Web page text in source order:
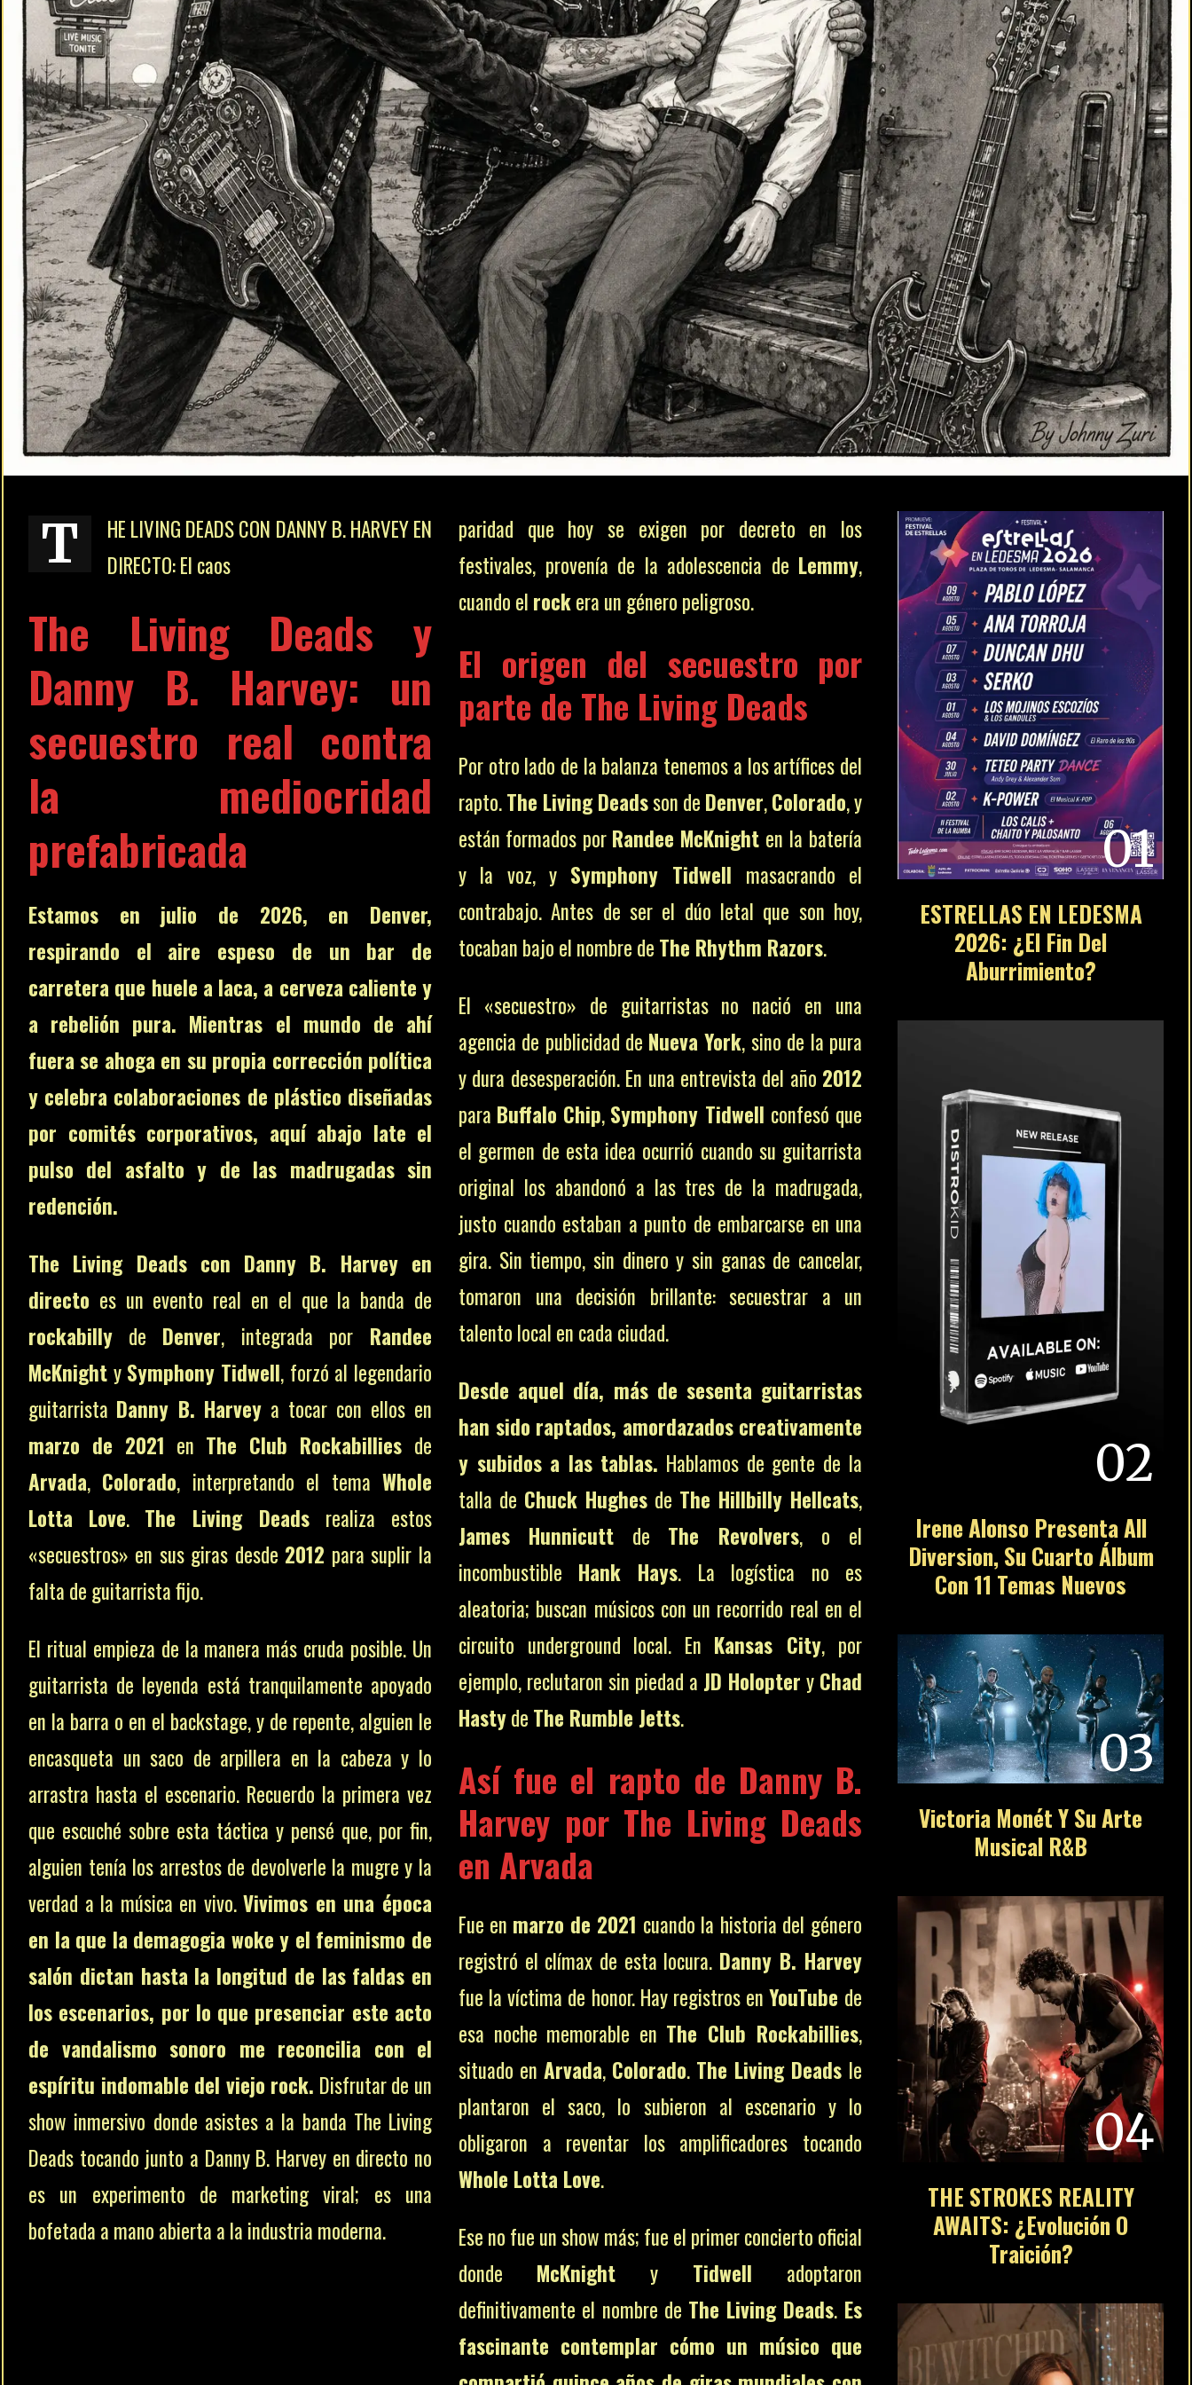
T
HE LIVING DEADS CON DANNY B. HARVEY EN
DIRECTO: El caos
The Living Deads y
Danny B. Harvey: un
secuestro real contra
la mediocridad
prefabricada
Estamos en julio de 2026, en Denver,
respirando el aire espeso de un bar de
carretera que huele a laca, a cerveza caliente y
a rebelión pura. Mientras el mundo de ahí
fuera se ahoga en su propia corrección política
y celebra colaboraciones de plástico diseñadas
por comités corporativos, aquí abajo late el
pulso del asfalto y de las madrugadas sin
redención.
The Living Deads con Danny B. Harvey en
directo es un evento real en el que la banda de
rockabilly de Denver, integrada por Randee
McKnight y Symphony Tidwell, forzó al legendario
guitarrista Danny B. Harvey a tocar con ellos en
marzo de 2021 en The Club Rockabillies de
Arvada, Colorado, interpretando el tema Whole
Lotta Love. The Living Deads realiza estos
«secuestros» en sus giras desde 2012 para suplir la
falta de guitarrista fijo.
El ritual empieza de la manera más cruda posible. Un
guitarrista de leyenda está tranquilamente apoyado
en la barra o en el backstage, y de repente, alguien le
encasqueta un saco de arpillera en la cabeza y lo
arrastra hasta el escenario. Recuerdo la primera vez
que escuché sobre esta táctica y pensé que, por fin,
alguien tenía los arrestos de devolverle la mugre y la
verdad a la música en vivo. Vivimos en una época
en la que la demagogia woke y el feminismo de
salón dictan hasta la longitud de las faldas en
los escenarios, por lo que presenciar este acto
de vandalismo sonoro me reconcilia con el
espíritu indomable del viejo rock. Disfrutar de un
show inmersivo donde asistes a la banda The Living
Deads tocando junto a Danny B. Harvey en directo no
es un experimento de marketing viral; es una
bofetada a mano abierta a la industria moderna.
paridad que hoy se exigen por decreto en los
festivales, provenía de la adolescencia de Lemmy,
cuando el rockera un género peligroso.
El origen del secuestro por
parte de The Living Deads
Por otro lado de la balanza tenemos a los artífices del
rapto.The Living Deadsson de Denver,Colorado, y
están formados por Randee McKnight en la batería
y la voz, y Symphony Tidwell masacrando el
contrabajo. Antes de ser el dúo letal que son hoy,
tocaban bajo el nombre de The Rhythm Razors.
El «secuestro» de guitarristas no nació en una
agencia de publicidad de Nueva York, sino de la pura
y dura desesperación. En una entrevista del año 2012
para Buffalo Chip, Symphony Tidwell confesó que
el germen de esta idea ocurrió cuando su guitarrista
original los abandonó a las tres de la madrugada,
justo cuando estaban a punto de embarcarse en una
gira. Sin tiempo, sin dinero y sin ganas de cancelar,
tomaron una decisión brillante: secuestrar a un
talento local en cada ciudad.
Desde aquel día, más de sesenta guitarristas
han sido raptados, amordazados creativamente
y subidos a las tablas. Hablamos de gente de la
talla de Chuck Hughes de The Hillbilly Hellcats,
James Hunnicutt de The Revolvers, o el
incombustible Hank Hays. La logística no es
aleatoria; buscan músicos con un recorrido real en el
circuito underground local. En Kansas City, por
ejemplo, reclutaron sin piedad a JD Holopter y Chad
Hastyde The Rumble Jetts.
Así fue el rapto de Danny B.
Harvey por The Living Deads
en Arvada
Fue en marzo de 2021 cuando la historia del género
registró el clímax de esta locura. Danny B. Harvey
fue la víctima de honor. Hay registros en YouTube de
esa noche memorable en The Club Rockabillies,
situado en Arvada, Colorado. The Living Deads le
plantaron el saco, lo subieron al escenario y lo
obligaron a reventar los amplificadores tocando
Whole Lotta Love.
Ese no fue un show más; fue el primer concierto oficial
donde McKnight y Tidwell adoptaron
definitivamente el nombre de The Living Deads. Es
fascinante contemplar cómo un músico que
01
ESTRELLAS EN LEDESMA
2026: ¿El Fin Del
Aburrimiento?
02
Irene Alonso Presenta All
Diversion, Su Cuarto Álbum
Con 11 Temas Nuevos
03
Victoria Monét Y Su Arte
Musical R&B
04
THE STROKES REALITY
AWAITS: ¿Evolución O
Traición?